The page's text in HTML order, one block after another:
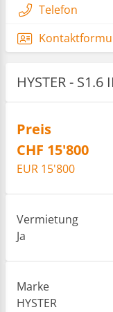
Telefon
HYSTER - S1.6
Preis
CHF 15'800
EUR 15'800
Vermietung
Ja
Marke
HYSTER